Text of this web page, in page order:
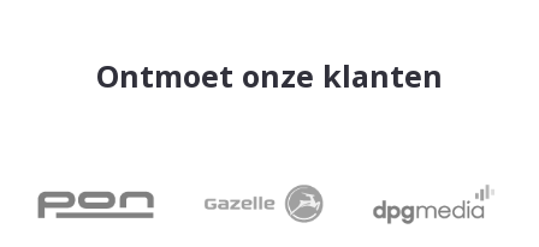
Ontmoet onze klanten